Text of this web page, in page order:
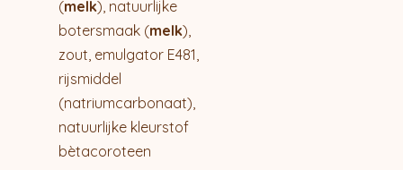
(melk), natuurlijke
botersmaak (melk),
zout, emulgator E481,
rijsmiddel
(natriumcarbonaat),
natuurlijke kleurstof
bètacoroteen